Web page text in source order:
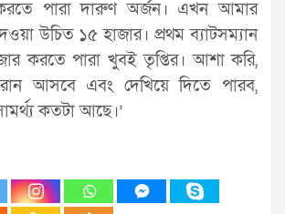
করতে পারা দারুণ অর্জন। এখন আমার
উচিত ১৫ হাজার। প্রথম ব্যাটসম্যান
করতে পারা খুবই তৃপ্তির। আশা করি,
আসবে এবং দেখিয়ে দিতে পারব,
কতটা আছে।’